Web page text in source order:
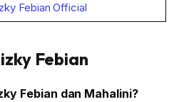
Febian Official
Febian
Febian dan Mahalini?